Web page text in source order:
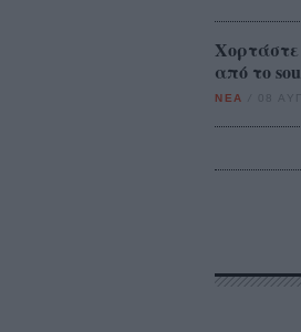
Χορτάστε
από το
ΝΕΑ 08